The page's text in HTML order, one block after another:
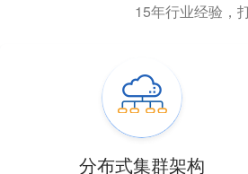
15年行业经验，
分布式集群架构